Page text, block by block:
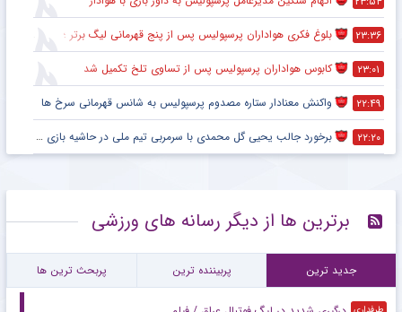
۲۳:۳۶ بلوغ فکری هواداران پرسپولیس پس از پنج قهرمانی لیگ برتر ؛ اتفاقی تاریخی پس از پایان بازی با هوادار
۲۳:۰۱ کابوس هواداران پرسپولیس پس از تساوی تلخ تکمیل شد
۲۲:۴۹ واکنش معنادار ستاره مصدوم پرسپولیس به شانس قهرمانی سرخ ها
۲۲:۲۰ برخورد جالب یحیی گل محمدی با سرمربی تیم ملی در حاشیه بازی پرسپولیس
برترین ها از دیگر رسانه های ورزشی
جدید ترین پربیننده ترین پربحث ترین ها